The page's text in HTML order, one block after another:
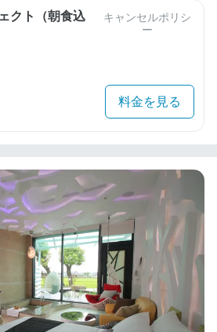
クト（朝食込
キャンセルポリシ
ー
料金を見る